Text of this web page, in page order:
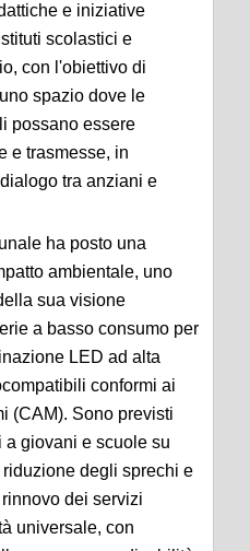
e iniziative
scolastici e
con l'obiettivo di
spazio dove le
possano essere
e trasmesse, in
tra anziani e
ha posto una
ambientale, uno
sua visione
a basso consumo per
LED ad alta
conformi ai
(CAM). Sono previsti
giovani e scuole su
degli sprechi e
dei servizi
universale, con